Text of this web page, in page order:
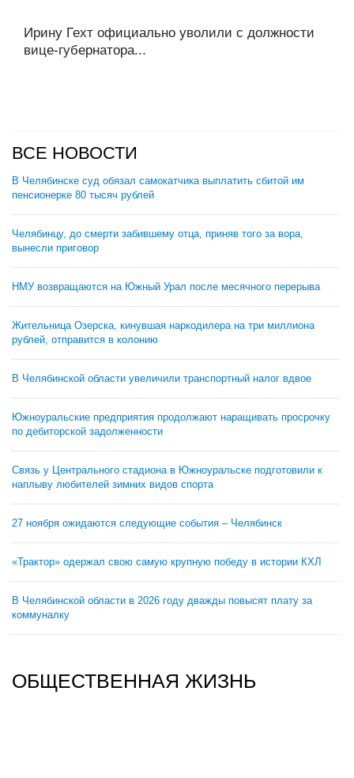
Ирину Гехт официально уволили с должности
вице-губернатора...
ВСЕ НОВОСТИ
В Челябинске суд обязал самокатчика выплатить сбитой им
пенсионерке 80 тысяч рублей
Челябинцу, до смерти забившему отца, приняв того за вора,
вынесли приговор
НМУ возвращаются на Южный Урал после месячного перерыва
Жительница Озерска, кинувшая наркодилера на три миллиона
рублей, отправится в колонию
В Челябинской области увеличили транспортный налог вдвое
Южноуральские предприятия продолжают наращивать просрочку
по дебиторской задолженности
Связь у Центрального стадиона в Южноуральске подготовили к
наплыву любителей зимних видов спорта
27 ноября ожидаются следующие события – Челябинск
«Трактор» одержал свою самую крупную победу в истории КХЛ
В Челябинской области в 2026 году дважды повысят плату за
коммуналку
ОБЩЕСТВЕННАЯ ЖИЗНЬ